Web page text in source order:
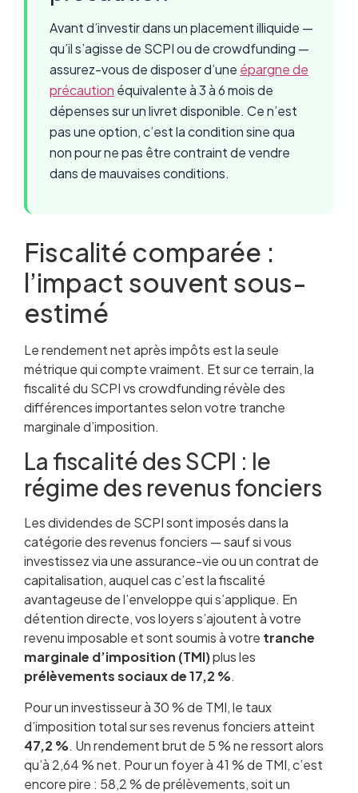
Avant d’investir dans un placement illiquide —
qu’il s’agisse de SCPI ou de crowdfunding —
assurez-vous de disposer d’une épargne de
précaution équivalente à 3 à 6 mois de
dépenses sur un livret disponible. Ce n’est
pas une option, c’est la condition sine qua
non pour ne pas être contraint de vendre
dans de mauvaises conditions.
Fiscalité comparée :
l’impact souvent sous-
estimé
Le rendement net après impôts est la seule
métrique qui compte vraiment. Et sur ce terrain, la
fiscalité du SCPI vs crowdfunding révèle des
différences importantes selon votre tranche
marginale d’imposition.
La fiscalité des SCPI : le
régime des revenus fonciers
Les dividendes de SCPI sont imposés dans la
catégorie des revenus fonciers — sauf si vous
investissez via une assurance-vie ou un contrat de
capitalisation, auquel cas c’est la fiscalité
avantageuse de l’enveloppe qui s’applique. En
détention directe, vos loyers s’ajoutent à votre
revenu imposable et sont soumis à votre tranche
marginale d’imposition (TMI)plus les
prélèvements sociaux de 17,2 %.
Pour un investisseur à 30 % de TMI, le taux
d’imposition total sur ses revenus fonciers atteint
47,2 %. Un rendement brut de 5 % ne ressort alors
qu’à 2,64 % net. Pour un foyer à 41 % de TMI, c’est
encore pire : 58,2 % de prélèvements, soit un